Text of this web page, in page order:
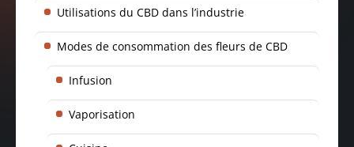
Utilisations du CBD dans l’industrie
Modes de consommation des fleurs de CBD
Infusion
Vaporisation